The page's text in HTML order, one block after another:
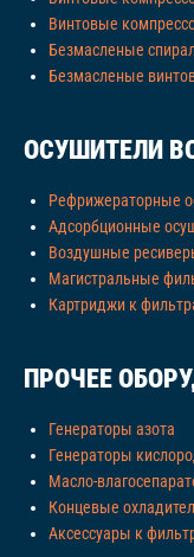
Винтовые
Безмасленые
Безмасленые
ОСУШИТЕЛИ
Рефрижераторные
Адсорбционные
Воздушные
Магистральные
Картриджи к
ПРОЧЕЕ
Генераторы азота
Генераторы
Масло-
Концевые
Аксессуары к